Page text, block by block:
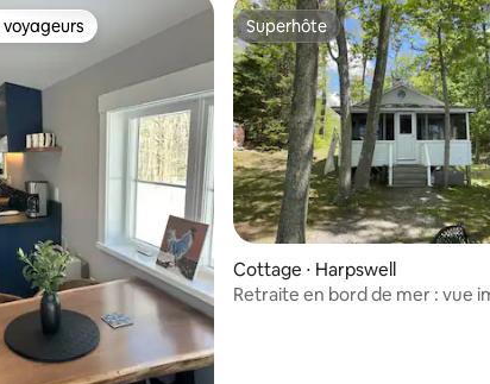
Superhôte
Superhôte
Cottage ⋅ Harpswell
Retraite en bord de mer : vue